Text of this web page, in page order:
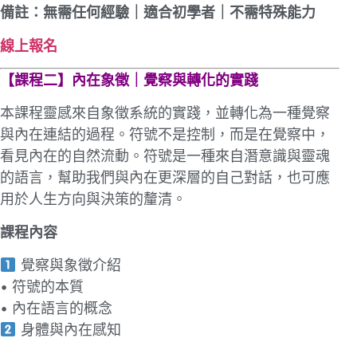
備註：無需任何經驗｜適合初學者｜不需特殊能⼒
線上報名
【課程⼆】內在象徵｜覺察與轉化的實踐
本課程靈感來⾃象徵系統的實踐，並轉化為⼀種覺察
與內在連結的過程。符號不是控制，⽽是在覺察中，
看⾒內在的⾃然流動。符號是⼀種來⾃潛意識與靈魂
的語⾔，幫助我們與內在更深層的⾃⼰對話，也可應
⽤於⼈⽣⽅向與決策的釐清。
課程內容
覺察與象徵介紹
• 符號的本質
• 內在語⾔的概念
身體與內在感知